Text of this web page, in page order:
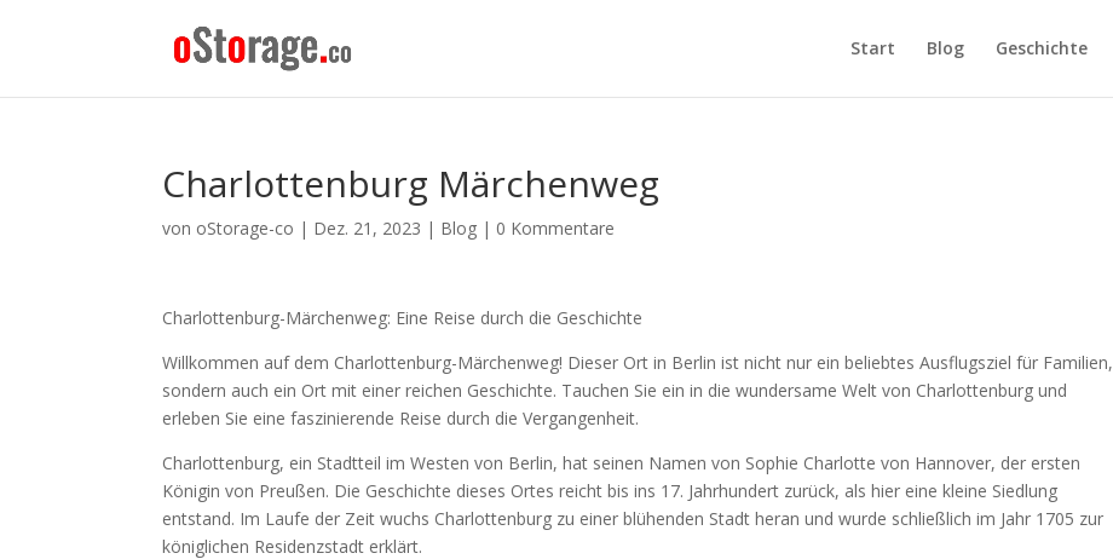
Start Blog Geschichte
Charlottenburg Märchenweg
von oStorage-co | Dez. 21, 2023 | Blog | 0 Kommentare
Charlottenburg-Märchenweg: Eine Reise durch die Geschichte
Willkommen auf dem Charlottenburg-Märchenweg! Dieser Ort in Berlin ist nicht nur ein beliebtes Ausflugsziel für Familien,
sondern auch ein Ort mit einer reichen Geschichte. Tauchen Sie ein in die wundersame Welt von Charlottenburg und
erleben Sie eine faszinierende Reise durch die Vergangenheit.
Charlottenburg, ein Stadtteil im Westen von Berlin, hat seinen Namen von Sophie Charlotte von Hannover, der ersten
Königin von Preußen. Die Geschichte dieses Ortes reicht bis ins 17. Jahrhundert zurück, als hier eine kleine Siedlung
entstand. Im Laufe der Zeit wuchs Charlottenburg zu einer blühenden Stadt heran und wurde schließlich im Jahr 1705 zur
königlichen Residenzstadt erklärt.